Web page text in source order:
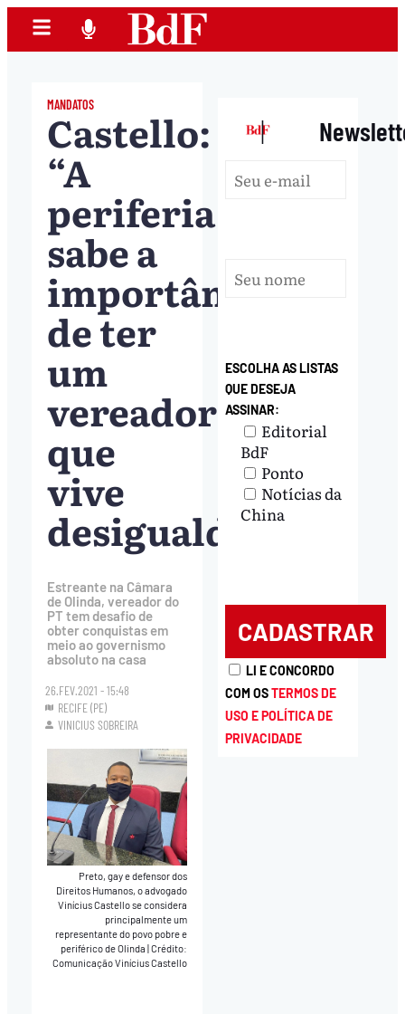
MANDATOS
Castello:
“A
periferia
sabe a
importância
de ter
um
vereador
que
vive
desigualdades”
Estreante na Câmara
de Olinda, vereador do
PT tem desafio de
obter conquistas em
meio ao governismo
absoluto na casa
26.FEV.2021 - 15:48
RECIFE (PE)
VINICIUS SOBREIRA
Preto, gay e defensor dos
Direitos Humanos, o advogado
Vinícius Castello se considera
principalmente um
representante do povo pobre e
periférico de Olinda Crédito:
Comunicação Vinícius Castello
|
ESCOLHA AS LISTAS
QUE DESEJA
ASSINAR:
Editorial
BdF
Ponto
Notícias da
China
LI E CONCORDO
COM OSTERMOS DE
USO E POLÍTICA DE
PRIVACIDADE